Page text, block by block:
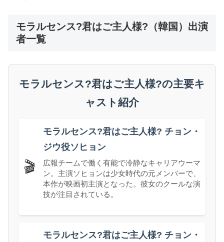
モラルセンス?君はご主人様?（韓国）出演
者一覧
モラルセンス?君はご主人様?の主要キ
ャスト紹介
🎬
モラルセンス?君はご主人様? チョン・
ジウ役ソヒョン
広報チームで働く有能で冷静なキャリアウーマ
ン。主演ソヒョンは少女時代の元メンバーで、
本作が映画初主演となった。彼女のクールな演
技が注目されている。
モラルセンス?君はご主人様? チョン・